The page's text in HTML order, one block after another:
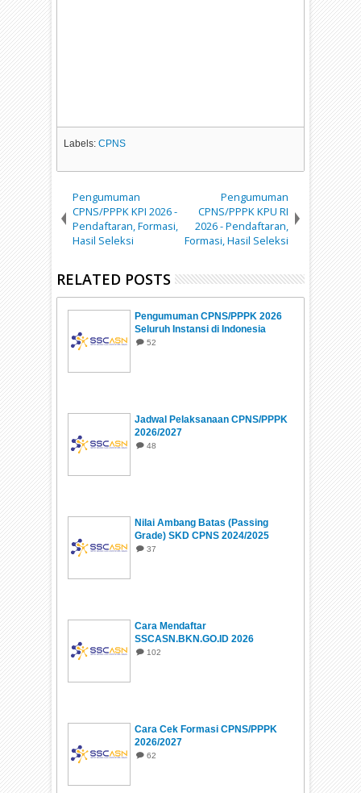
Labels:CPNS
Pengumuman
CPNS/PPPK KPI 2026 -
Pendaftaran, Formasi,
Hasil Seleksi
Pengumuman
CPNS/PPPK KPU RI
2026 - Pendaftaran,
Formasi, Hasil Seleksi
RELATED POSTS
Pengumuman CPNS/PPPK 2026
Seluruh Instansi di Indonesia
52
Jadwal Pelaksanaan CPNS/PPPK
2026/2027
48
Nilai Ambang Batas (Passing
Grade) SKD CPNS 2024/2025
37
Cara Mendaftar
SSCASN.BKN.GO.ID 2026
102
Cara Cek Formasi CPNS/PPPK
2026/2027
62